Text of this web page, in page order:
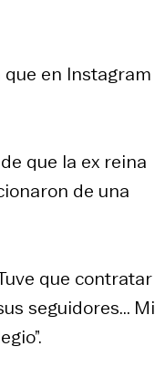
que en Instagram
que la ex reina
de una
que contratar
seguidores... Mi